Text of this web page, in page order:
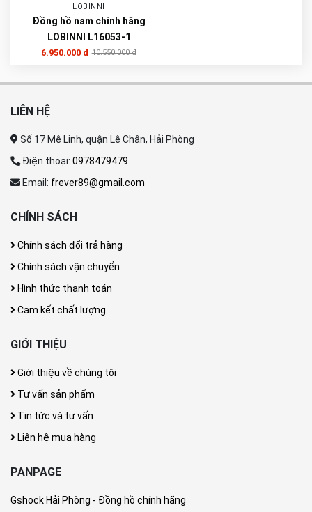
LOBINNI
Đồng hồ nam chính hãng
LOBINNI L16053-1
6.950.000 đ 10.550.000 đ
LIÊN HỆ
Số 17 Mê Linh, quận Lê Chân, Hải Phòng
Điện thoại: 0978479479
Email: frever89@gmail.com
CHÍNH SÁCH
Chính sách đổi trả hàng
Chính sách vận chuyển
Hình thức thanh toán
Cam kết chất lượng
GIỚI THIỆU
Giới thiệu về chúng tôi
Tư vấn sản phẩm
Tin tức và tư vấn
Liên hệ mua hàng
PANPAGE
Gshock Hải Phòng - Đồng hồ chính hãng